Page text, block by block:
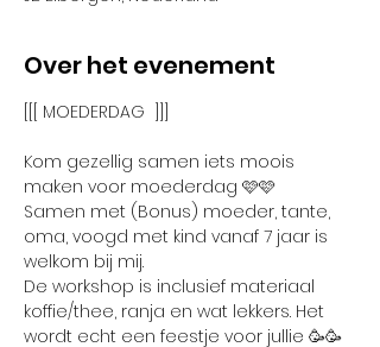
Over het evenement
[[[ MOEDERDAG  ]]]
Kom gezellig samen iets moois
maken voor moederdag 🩷🩷
Samen met (Bonus) moeder, tante,
oma, voogd met kind vanaf 7 jaar is
welkom bij mij.
De workshop is inclusief materiaal
koffie/thee, ranja en wat lekkers. Het
wordt echt een feestje voor jullie 🥳🥳